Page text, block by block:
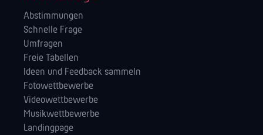
Abstimmungen
Schnelle Frage
Umfragen
Freie Tabellen
Ideen und Feedback sammeln
Fotowettbewerbe
Videowettbewerbe
Musikwettbewerbe
Landingpage